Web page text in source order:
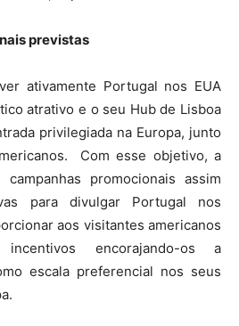
previstas
ativamente Portugal nos EUA
atrativo e o seu Hub de Lisboa
privilegiada na Europa, junto
Com esse objetivo, a
promocionais assim
para divulgar Portugal nos
aos visitantes americanos
encorajando-os a
escala preferencial nos seus